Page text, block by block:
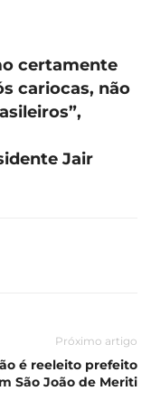
certamente
cariocas, não
Jair
Próximo artigo
é reeleito prefeito
São João de Meriti